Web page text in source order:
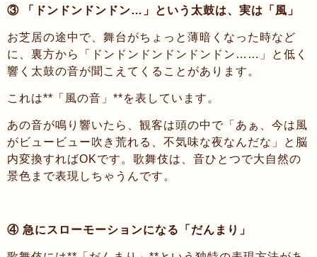
③ 「ドンドンドンドン…」という太鼓は、実は「風」
お芝居の途中で、舞台がちょっと薄暗くなった時など
に、裏方から「ドンドンドンドンドンドン……」と低く
響く太鼓の音が聞こえてくることがあります。
これは**「風の音」**を表しています。
あの音が鳴り響いたら、観客は頭の中で「あぁ、今は風
がビュービュー吹き荒れる、不気味な夜なんだな」と脳
内変換すればOKです。歌舞伎は、音ひとつで大自然の
景色まで表現しちゃうんです。
④ 急にスローモーションになる「だんまり」